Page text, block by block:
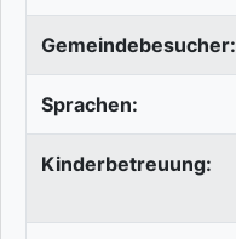
Gemeindebesucher:
Sprachen:
Kinderbetreuung: